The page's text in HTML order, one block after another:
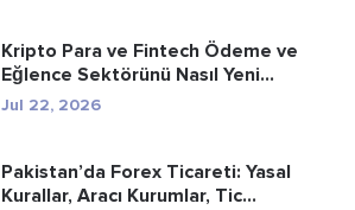
Kripto Para ve Fintech Ödeme ve
Eğlence Sektörünü Nasıl Yeni...
Jul 22, 2026
Pakistan’da Forex Ticareti: Yasal
Kurallar, Aracı Kurumlar, Tic...